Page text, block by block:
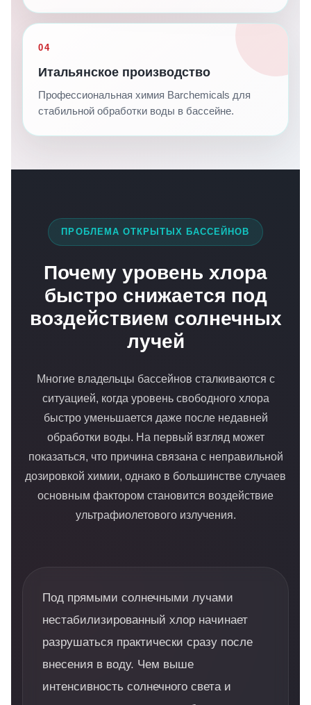
04
Итальянское производство
Профессиональная химия Barchemicals для
стабильной обработки воды в бассейне.
ПРОБЛЕМА ОТКРЫТЫХ БАССЕЙНОВ
Почему уровень хлора
быстро снижается под
воздействием солнечных
лучей
Многие владельцы бассейнов сталкиваются с
ситуацией, когда уровень свободного хлора
быстро уменьшается даже после недавней
обработки воды. На первый взгляд может
показаться, что причина связана с неправильной
дозировкой химии, однако в большинстве случаев
основным фактором становится воздействие
ультрафиолетового излучения.
Под прямыми солнечными лучами
нестабилизированный хлор начинает
разрушаться практически сразу после
внесения в воду. Чем выше
интенсивность солнечного света и